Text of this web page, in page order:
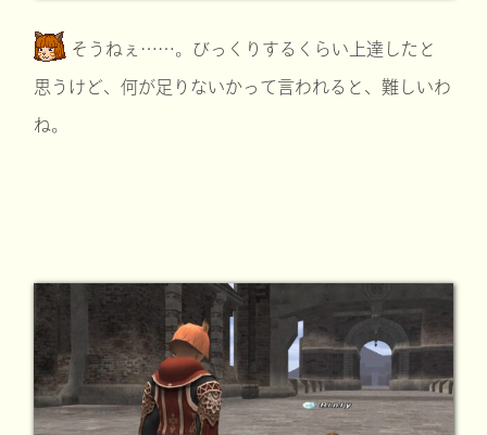
そうねぇ……。びっくりするくらい上達したと
思うけど、何が足りないかって言われると、難しいわ
ね。